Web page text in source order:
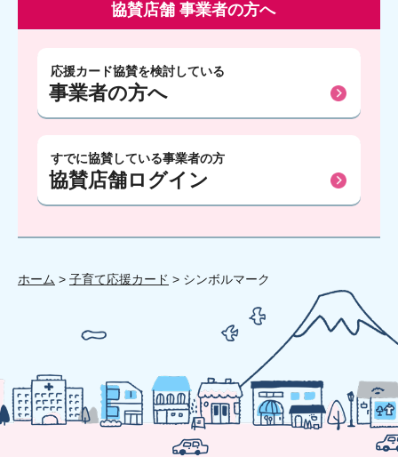
協賛店舗 事業者の方へ
応援カード協賛を検討している
事業者の方へ
すでに協賛している事業者の方
協賛店舗ログイン
ホーム > 子育て応援カード > シンボルマーク